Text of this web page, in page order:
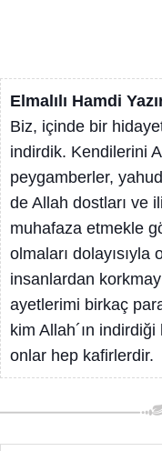
Elmalılı Hamdi
Biz, içinde bir
indirdik. Kendilerini
peygamberler,
de Allah dostları ve
muhafaza etmekle
olmaları
insanlardan
ayetlerimi birkaç
kim Allah´ın
onlar hep kafirlerdir.